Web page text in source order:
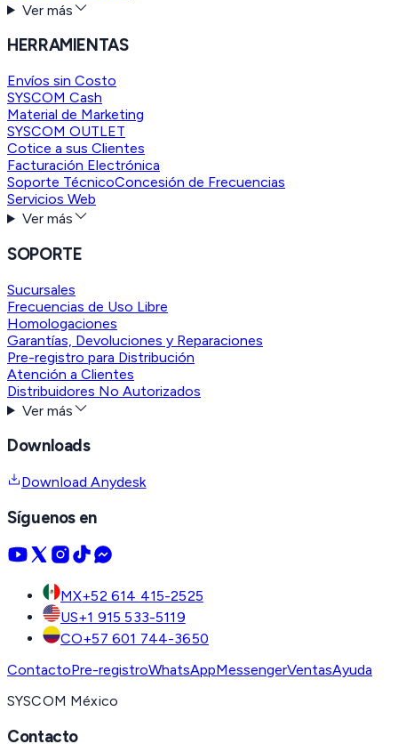
Ver más
HERRAMIENTAS
Envíos sin Costo
SYSCOM Cash
Material de Marketing
SYSCOM OUTLET
Cotice a sus Clientes
Facturación Electrónica
Soporte TécnicoConcesión de Frecuencias
Servicios Web
Ver más
SOPORTE
Sucursales
Frecuencias de Uso Libre
Homologaciones
Garantías, Devoluciones y Reparaciones
Pre-registro para Distribución
Atención a Clientes
Distribuidores No Autorizados
Ver más
Downloads
Download Anydesk
Síguenos en
MX+52 614 415-2525
US+1 915 533-5119
CO+57 601 744-3650
ContactoPre-registroWhatsAppMessengerVentasAyuda
SYSCOM México
Contacto